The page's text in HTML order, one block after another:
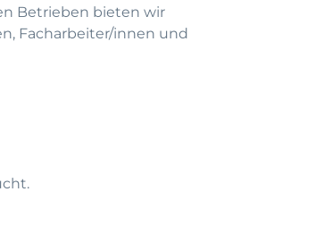
Betrieben bieten wir
Facharbeiter/innen und